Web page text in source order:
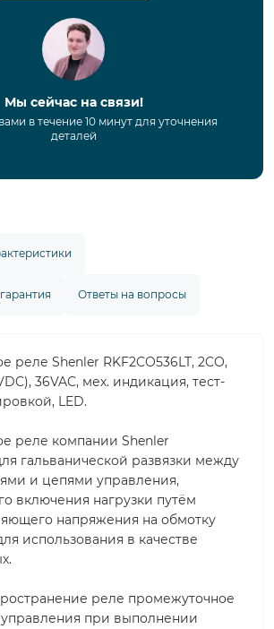
Мы сейчас на связи!
в течение 10 минут для уточнения
деталей
Ответы на вопросы
реле Shenler RKF2CO536LT, 2CO,
36VAC, мех. индикация, тест-
LED.
реле компании Shenler
гальванической развязки между
и цепями управления,
включения нагрузки путём
напряжения на обмотку
использования в качестве
реле промежуточное
при выполнении